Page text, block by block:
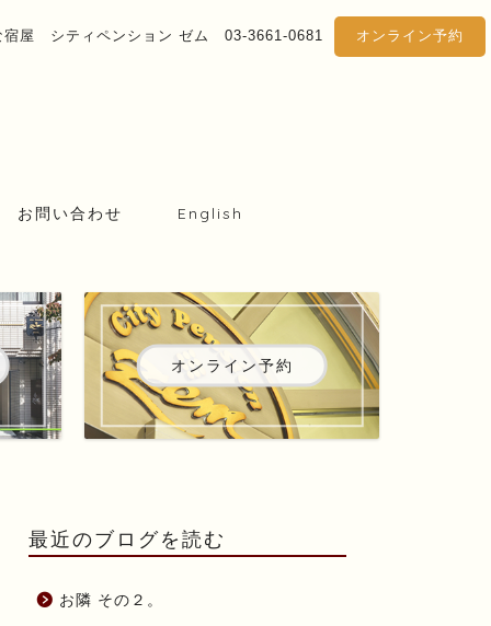
宿屋 シティペンション ゼム 03-3661-0681 オンライン予約
お問い合わせ English
オンライン予約
最近のブログを読む
お隣 その２。